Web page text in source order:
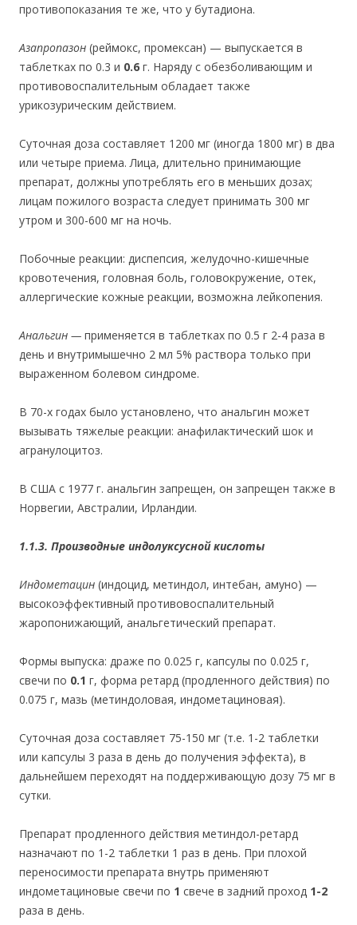
противопоказания те же, что у бутадиона.
Азапропазон (реймокс, промексан) — выпускается в
таблетках по 0.3 и 0.6 г. Наряду с обезболивающим и
противовоспалительным обладает также
урикозурическим действием.
Суточная доза составляет 1200 мг (иногда 1800 мг) в два
или четыре приема. Лица, длительно принимающие
препарат, должны употреблять его в меньших дозах;
лицам пожилого возраста следует принимать 300 мг
утром и 300-600 мг на ночь.
Побочные реакции: диспепсия, желудочно-кишечные
кровотечения, головная боль, головокружение, отек,
аллергические кожные реакции, возможна лейкопения.
Анальгин — применяется в таблетках по 0.5 г 2-4 раза в
день и внутримышечно 2 мл 5% раствора только при
выраженном болевом синдроме.
В 70-х годах было установлено, что анальгин может
вызывать тяжелые реакции: анафилактический шок и
агранулоцитоз.
В США с 1977 г. анальгин запрещен, он запрещен также в
Норвегии, Австралии, Ирландии.
1.1.3. Производные индолуксусной кислоты
Индометацин (индоцид, метиндол, интебан, амуно) —
высокоэффективный противовоспалительный
жаропонижающий, анальгетический препарат.
Формы выпуска: драже по 0.025 г, капсулы по 0.025 г,
свечи по 0.1 г, форма ретард (продленного действия) по
0.075 г, мазь (метиндоловая, индометациновая).
Суточная доза составляет 75-150 мг (т.е. 1-2 таблетки
или капсулы 3 раза в день до получения эффекта), в
дальнейшем переходят на поддерживающую дозу 75 мг в
сутки.
Препарат продленного действия метиндол-ретард
назначают по 1-2 таблетки 1 раз в день. При плохой
переносимости препарата внутрь применяют
индометациновые свечи по 1 свече в задний проход 1-2
раза в день.